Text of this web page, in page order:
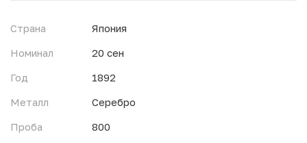
Страна
Япония
Номинал
20 сен
Год
1892
Металл
Серебро
Проба
800